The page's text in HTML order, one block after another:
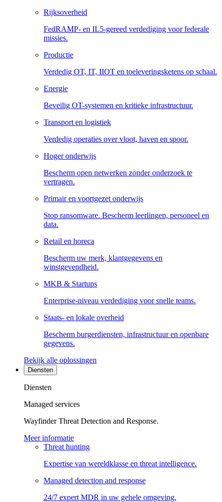
Rijksoverheid
FedRAMP- en IL5-gereed verdediging voor federale
missies.
Productie
Verdedig OT, IT, IIOT en toeleveringsketens op schaal.
Energie
Beveilig OT-systemen en kritieke infrastructuur.
Transport en logistiek
Verdedig operaties over vloot, haven en spoor.
Hoger onderwijs
Bescherm open netwerken zonder onderzoek te
vertragen.
Primair en voortgezet onderwijs
Stop ransomware. Bescherm leerlingen, personeel en
data.
Retail en horeca
Bescherm uw merk, klantgegevens en
winstgevendheid.
MKB & Startups
Enterprise-niveau verdediging voor snelle teams.
Staats- en lokale overheid
Bescherm burgerdiensten, infrastructuur en openbare
gegevens.
Bekijk alle oplossingen
Diensten
Diensten
Managed services
Wayfinder Threat Detection and Response.
Meer informatie
Threat hunting
Expertise van wereldklasse en threat intelligence.
Managed detection and response
24/7 expert MDR in uw gehele omgeving.